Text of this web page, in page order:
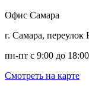
Офис Самара
г. Самара,
пн-пт с 9:00 до
Смотреть на карте